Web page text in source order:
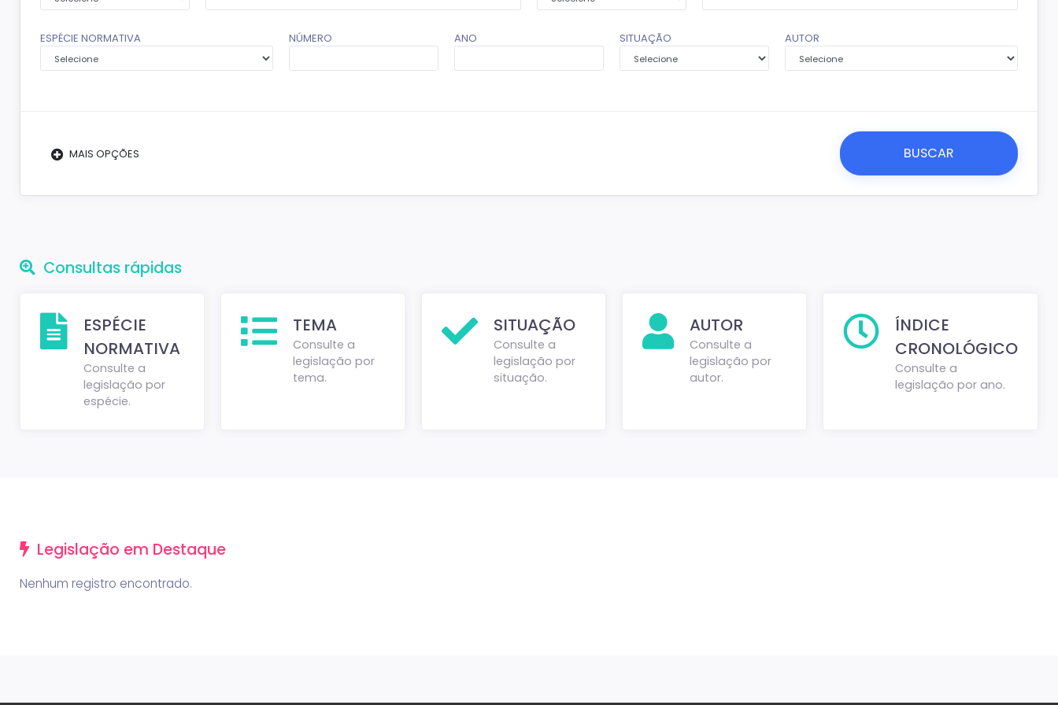
ESPÉCIE NORMATIVA NÚMERO ANO SITUAÇÃO AUTOR
MAIS OPÇÕES
Consultas rápidas
ESPÉCIE
NORMATIVA
Consulte a
legislação por
espécie.
TEMA
Consulte a
legislação por
tema.
SITUAÇÃO
Consulte a
legislação por
situação.
AUTOR
Consulte a
legislação por
autor.
ÍNDICE
CRONOLÓGICO
Consulte a
legislação por ano.
Legislação em Destaque
Nenhum registro encontrado.